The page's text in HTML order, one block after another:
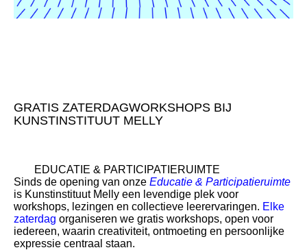
GRATIS ZATERDAGWORKSHOPS BIJ
KUNSTINSTITUUT MELLY
EDUCATIE & PARTICIPATIERUIMTE
Sinds de opening van onze Educatie & Participatieruimte
is Kunstinstituut Melly een levendige plek voor
workshops, lezingen en collectieve leerervaringen. Elke
zaterdag organiseren we gratis workshops, open voor
iedereen, waarin creativiteit, ontmoeting en persoonlijke
expressie centraal staan.